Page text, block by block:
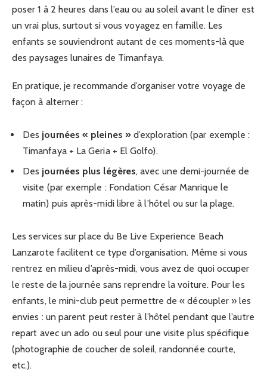
poser 1 à 2 heures dans l’eau ou au soleil avant le dîner est
un vrai plus, surtout si vous voyagez en famille. Les
enfants se souviendront autant de ces moments-là que
des paysages lunaires de Timanfaya.
En pratique, je recommande d’organiser votre voyage de
façon à alterner :
Des journées « pleines »d’exploration (par exemple :
Timanfaya + La Geria + El Golfo).
Des journées plus légères, avec une demi-journée de
visite (par exemple : Fondation César Manrique le
matin) puis après-midi libre à l’hôtel ou sur la plage.
Les services sur place du Be Live Experience Beach
Lanzarote facilitent ce type d’organisation. Même si vous
rentrez en milieu d’après-midi, vous avez de quoi occuper
le reste de la journée sans reprendre la voiture. Pour les
enfants, le mini-club peut permettre de « découpler » les
envies : un parent peut rester à l’hôtel pendant que l’autre
repart avec un ado ou seul pour une visite plus spécifique
(photographie de coucher de soleil, randonnée courte,
etc.).